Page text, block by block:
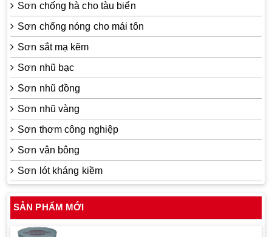
Sơn chống hà cho tàu biển
Sơn chống nóng cho mái tôn
Sơn sắt mạ kẽm
Sơn nhũ bạc
Sơn nhũ đồng
Sơn nhũ vàng
Sơn thơm công nghiệp
Sơn vân bông
Sơn lót kháng kiềm
SẢN PHẨM MỚI